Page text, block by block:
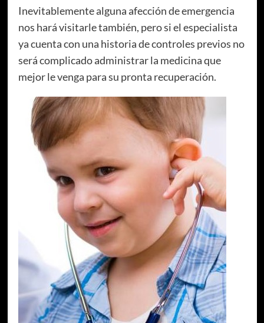
Inevitablemente alguna afección de emergencia
nos hará visitarle también, pero si el especialista
ya cuenta con una historia de controles previos no
será complicado administrar la medicina que
mejor le venga para su pronta recuperación.